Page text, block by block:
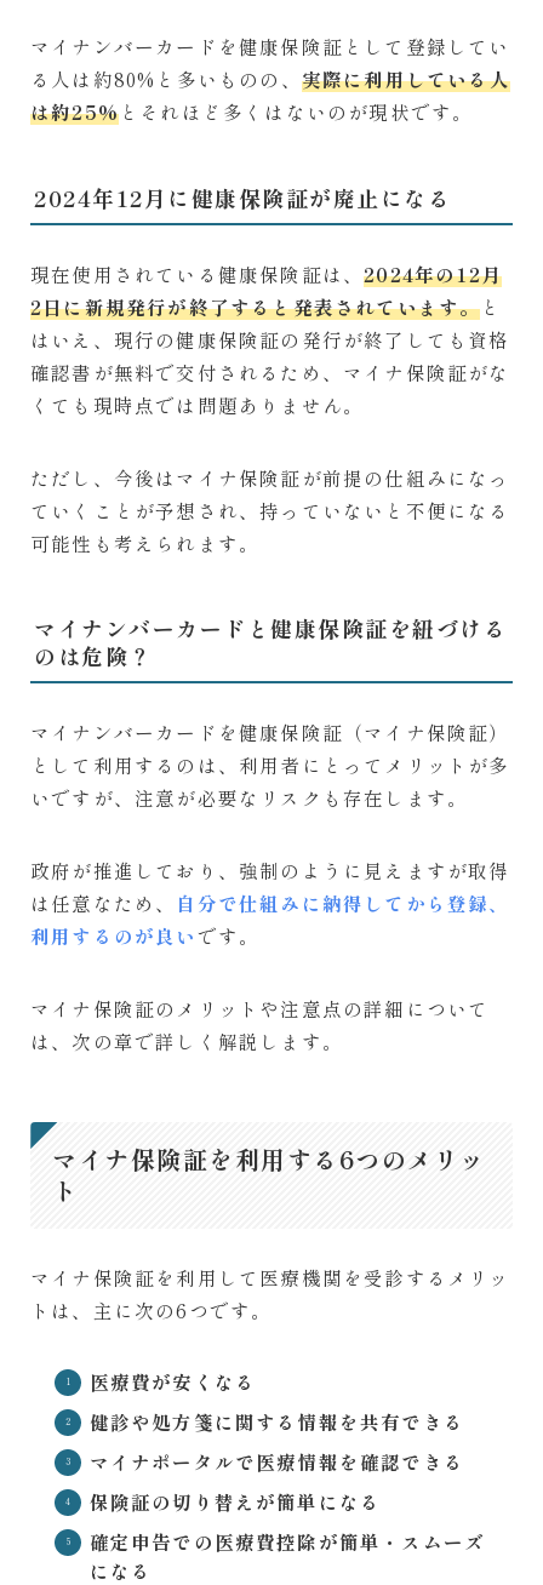
マイナンバーカードを健康保険証として登録してい
る人は約80%と多いものの、 実際に利用している人
は約25% とそれほど多くはないのが現状です。
2024年12月に健康保険証が廃止になる
現在使用されている健康保険証は、2024年の12月
2日に新規発行が終了すると発表されています。 と
はいえ、現行の健康保険証の発行が終了しても資格
確認書が無料で交付されるため、マイナ保険証がな
くても現時点では問題ありません。
ただし、今後はマイナ保険証が前提の仕組みになっ
ていくことが予想され、持っていないと不便になる
可能性も考えられます。
マイナンバーカードと健康保険証を紐づける
のは危険？
マイナンバーカードを健康保険証（マイナ保険証）
として利用するのは、利用者にとってメリットが多
いですが、注意が必要なリスクも存在します。
政府が推進しており、強制のように見えますが取得
は任意なため、
自分で仕組みに納得してから登録、
利用するのが良い です。
マイナ保険証のメリットや注意点の詳細について
は、次の章で詳しく解説します。
マイナ保険証を利用する6つのメリッ
ト
マイナ保険証を利用して医療機関を受診するメリッ
トは、主に次の6つです。
医療費が安くなる
健診や処方箋に関する情報を共有できる
マイナポータルで医療情報を確認できる
保険証の切り替えが簡単になる
確定申告での医療費控除が簡単・スムーズ
になる